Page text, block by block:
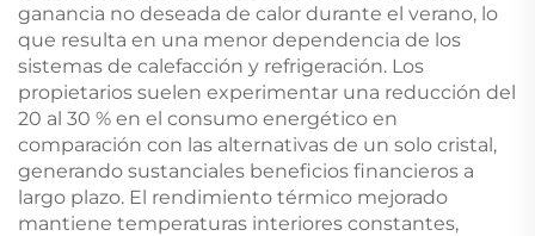
ganancia no deseada de calor durante el verano, lo
que resulta en una menor dependencia de los
sistemas de calefacción y refrigeración. Los
propietarios suelen experimentar una reducción del
20 al 30 % en el consumo energético en
comparación con las alternativas de un solo cristal,
generando sustanciales beneficios financieros a
largo plazo. El rendimiento térmico mejorado
mantiene temperaturas interiores constantes,